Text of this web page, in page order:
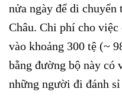
nửa ngày để di chuyển
Châu. Chi phí cho việc
vào khoảng 300 tệ (~
bằng đường bộ này có
những người đi đánh sỉ